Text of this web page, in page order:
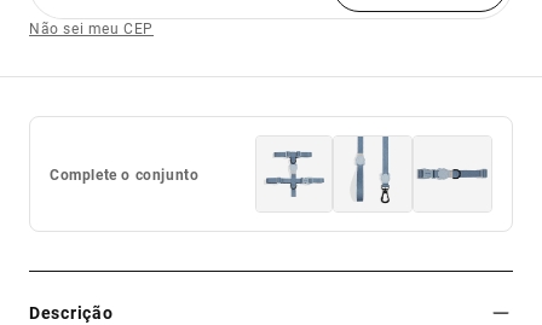
Não sei meu CEP
Complete o conjunto
Descrição